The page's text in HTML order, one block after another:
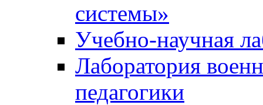
системы»
Учебно-научная
Лаборатория
педагогики